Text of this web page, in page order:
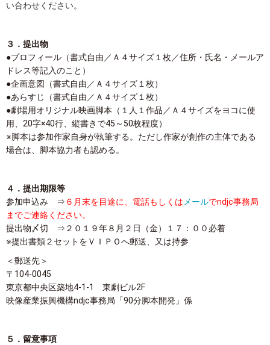
い合わせください。
３．提出物
●プロフィール（書式自由／Ａ４サイズ１枚／住所・氏名・メールア
ドレス等記入のこと）
●企画意図（書式自由／Ａ４サイズ１枚）
●あらすじ（書式自由／Ａ４サイズ１枚）
●劇場用オリジナル映画脚本（１人１作品／Ａ４サイズをヨコに使
用、20字×40行、縦書きで45～50枚程度）
※脚本は参加作家自身が執筆する。ただし作家が創作の主体である
場合は、脚本協力者も認める。
４．提出期限等
参加申込み ⇒ ６月末を目途に、電話もしくは メールでndjc事務局
までご連絡ください。
提出物〆切 ⇒２０１９年８月２日（金）１７：００必着
※提出書類２セットをＶＩＰＯへ郵送、又は持参
＜郵送先＞
〒104-0045
東京都中央区築地4-1-1 東劇ビル2F
映像産業振興機構ndjc事務局「90分脚本開発」係
５．留意事項